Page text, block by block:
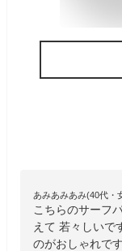
あみあみあみ(40代・
こちらのサーフ
えて 若々しいで
のがおしゃれです